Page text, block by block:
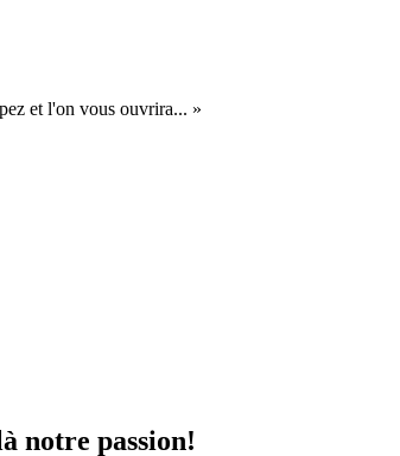
et l'on vous ouvrira... »
notre passion!